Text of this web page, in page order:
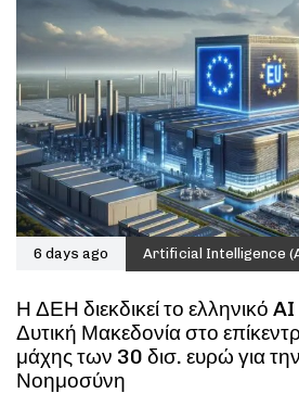
6 days ago Artificial Intelligence
Η ΔΕΗ διεκδικεί το
Δυτική Μακεδονία στο
μάχης των 30 δισ. ευρώ για
Νοημοσύνη